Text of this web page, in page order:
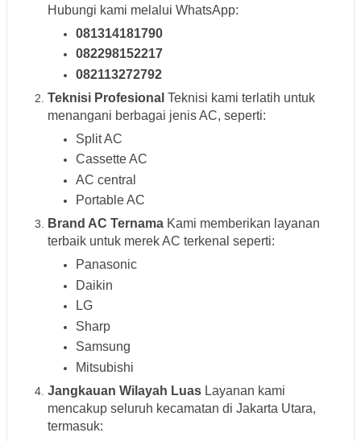
Hubungi kami melalui WhatsApp:
081314181790
082298152217
082113272792
Teknisi Profesional Teknisi kami terlatih untuk
menangani berbagai jenis AC, seperti:
Split AC
Cassette AC
AC central
Portable AC
Brand AC Ternama Kami memberikan layanan
terbaik untuk merek AC terkenal seperti:
Panasonic
Daikin
LG
Sharp
Samsung
Mitsubishi
Jangkauan Wilayah Luas Layanan kami
mencakup seluruh kecamatan di Jakarta Utara,
termasuk: